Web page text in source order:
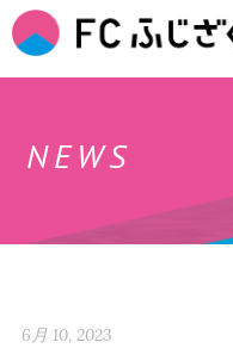
NEWS
6月 10, 2023